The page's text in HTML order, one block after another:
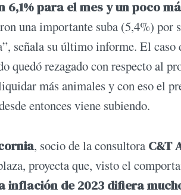
6,1% para el mes y un poco
una importante suba (5,4%) por
señala su último informe. El
quedó rezagado con respecto al
más animales y con eso el
entonces viene subiendo.
, socio de la consultora C&T
proyecta que, visto el
inflación de 2023 difiera